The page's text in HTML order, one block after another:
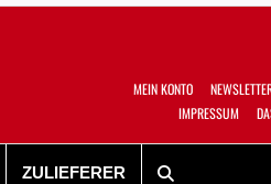
MEIN KONTO
IMPRESSUM
ZULIEFERER